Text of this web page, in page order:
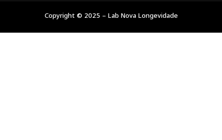
Copyright © 2025 – Lab Nova Longevidade